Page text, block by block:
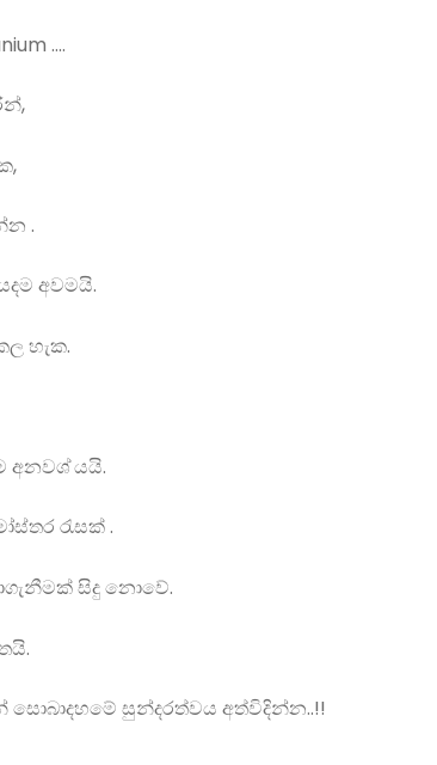
....
.
අවමයි.
හැක.
අනවශ්යයි.
රැසක් .
සිදු නොවේ.
සුන්දරත්වය අත්විදින්න..!!